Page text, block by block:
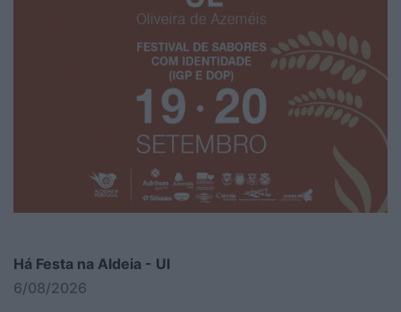
Há Festa na Aldeia - Ul
6/08/2026